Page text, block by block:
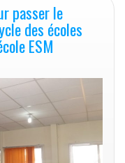
passer le
des écoles
ESM